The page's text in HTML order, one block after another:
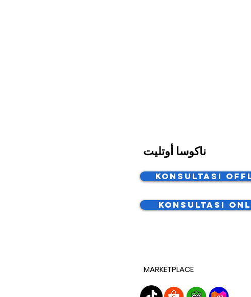
ناكوسا أوتليت
Konsultasi
Konsultasi
MARKETPLACE